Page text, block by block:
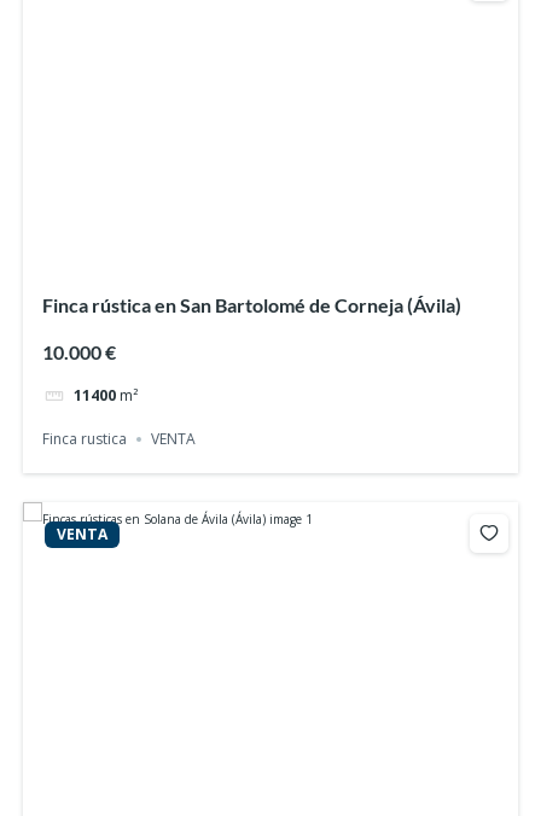
Finca rústica en San Bartolomé de Corneja (Ávila)
10.000 €
11400 m²
Finca rustica VENTA
VENTA